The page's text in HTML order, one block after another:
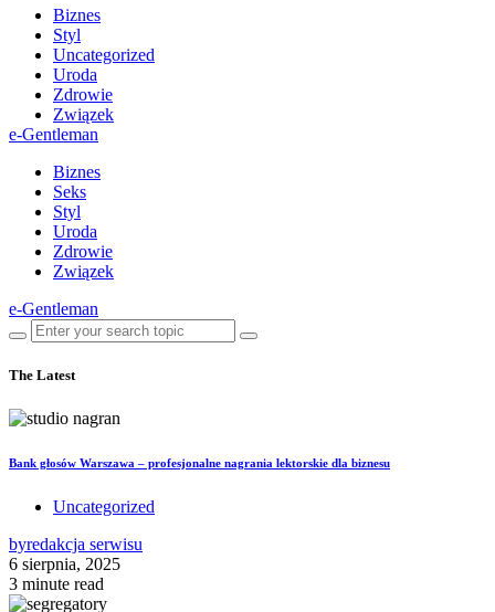
Biznes
Styl
Uncategorized
Uroda
Zdrowie
Związek
e-Gentleman
Biznes
Seks
Styl
Uroda
Zdrowie
Związek
e-Gentleman
The Latest
Bank głosów Warszawa – profesjonalne nagrania lektorskie dla biznesu
Uncategorized
byredakcja serwisu
6 sierpnia, 2025
3 minute read